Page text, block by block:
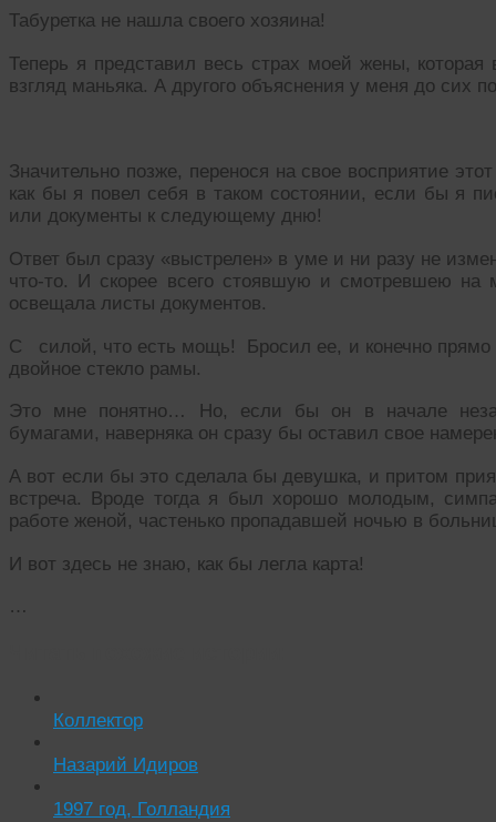
Табуретка не нашла своего хозяина!
Теперь я представил весь страх моей жены,
взгляд маньяка. А другого объяснения у меня до сих
Значительно позже, перенося на свое восприятие
как бы я повел себя в таком состоянии, если бы я
или документы к следующему дню!
Ответ был сразу «выстрелен» в уме и ни разу не
что-то. И скорее всего стоявшую и смотревшею на
освещала листы документов.
С силой, что есть мощь! Бросил ее, и конечно прямо
двойное стекло рамы.
Это мне понятно… Но, если бы он в начале
бумагами, наверняка он сразу бы оставил свое
А вот если бы это сделала бы девушка, и притом
встреча. Вроде тогда я был хорошо молодым,
работе женой, частенько пропадавшей ночью в
И вот здесь не знаю, как бы легла карта!
…
Коллектор
Назарий Идиров
1997 год, Голландия